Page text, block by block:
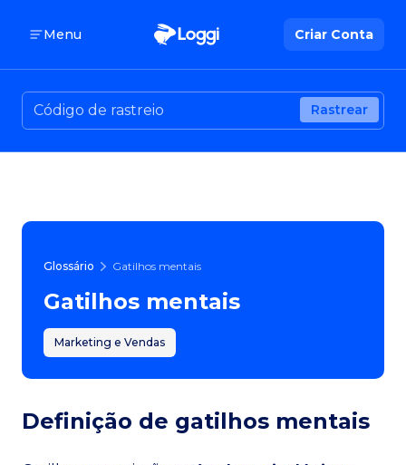
Menu Criar Conta
Rastrear
Glossário Gatilhos mentais
Gatilhos mentais
Marketing e Vendas
Definição de gatilhos mentais